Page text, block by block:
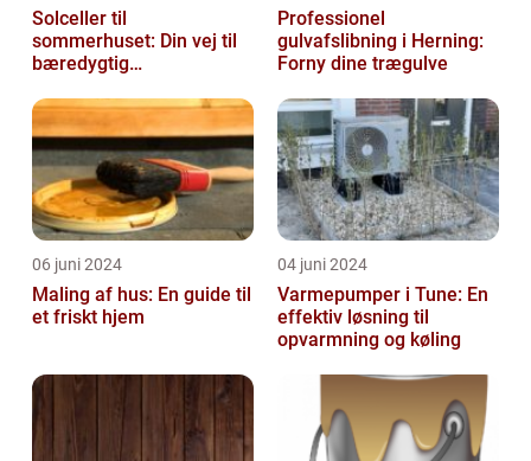
Solceller til
sommerhuset: Din vej til
bæredygtig
Professionel
gulvafslibning i Herning:
Forny dine trægulve
06 juni 2024
Maling af hus: En guide til
et friskt hjem
04 juni 2024
Varmepumper i Tune: En
effektiv løsning til
opvarmning og køling